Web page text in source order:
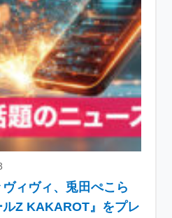
ィヴィ、兎田ぺこら
Z KAKAROT』をプレ